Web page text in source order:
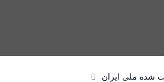
شده ملی ایران